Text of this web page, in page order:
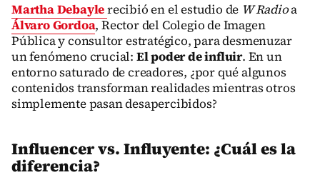
Martha Debaylerecibió en el estudio de W Radioa
Álvaro Gordoa, Rector del Colegio de Imagen
Pública y consultor estratégico, para desmenuzar
un fenómeno crucial: El poder de influir. En un
entorno saturado de creadores, ¿por qué algunos
contenidos transforman realidades mientras otros
simplemente pasan desapercibidos?
Influencer vs. Influyente: ¿Cuál es la
diferencia?